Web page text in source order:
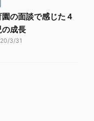
の面談で感じた４
の成長
3/31